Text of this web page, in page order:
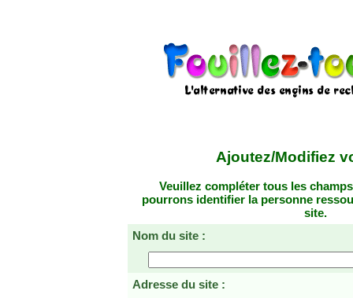
Ajoutez/Modifiez
Veuillez compléter tous les
pourrons identifier la personne
site.
Nom du site :
Adresse du site :